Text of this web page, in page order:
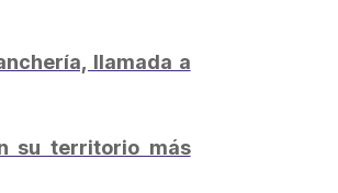
llamada a
su territorio más